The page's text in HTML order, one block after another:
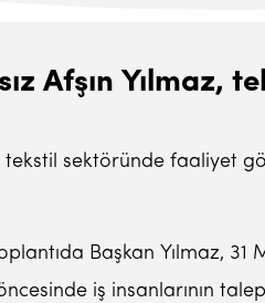
Afşın
tekstil sektöründe faaliyet
Başkan
iş insanlarının